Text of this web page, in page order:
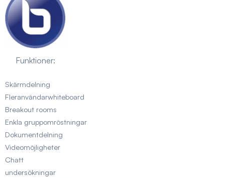
Funktioner:
Skärmdelning
Fleranvändarwhiteboard
Breakout rooms
Enkla gruppomröstningar
Dokumentdelning
Videomöjligheter
Chatt
undersökningar